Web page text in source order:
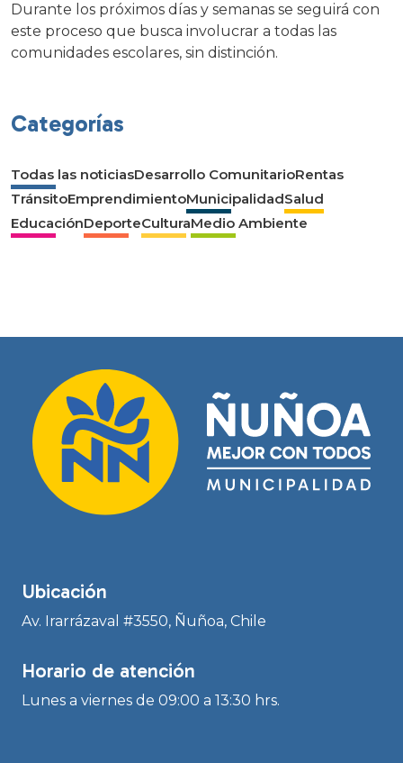
Durante los próximos días y semanas se seguirá con
este proceso que busca involucrar a todas las
comunidades escolares, sin distinción.
Categorías
Todas las noticiasDesarrollo ComunitarioRentas
TránsitoEmprendimientoMunicipalidadSalud
EducaciónDeporteCulturaMedio Ambiente
Ubicación
Av. Irarrázaval #3550, Ñuñoa, Chile
Horario de atención
Lunes a viernes de 09:00 a 13:30 hrs.